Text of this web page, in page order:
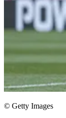
© Getty Images